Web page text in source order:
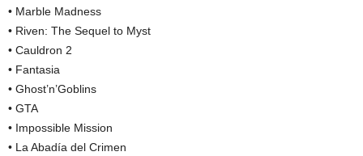
• Marble Madness
• Riven: The Sequel to Myst
• Cauldron 2
• Fantasia
• Ghost’n’Goblins
• GTA
• Impossible Mission
• La Abadía del Crimen